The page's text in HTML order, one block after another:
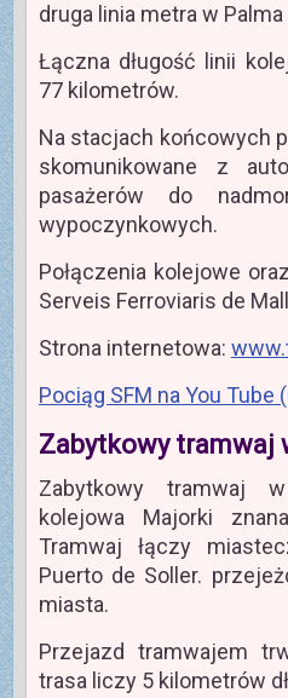
druga linia metra w
Łączna długość linii
77 kilometrów.
Na stacjach końcowych
skomunikowane z
pasażerów do
wypoczynkowych.
Połączenia kolejowe
Serveis Ferroviaris de
Strona internetowa:
Pociąg SFM na You Tube
Zabytkowy tramwaj
Zabytkowy tramwaj
kolejowa Majorki
Tramwaj łączy
Puerto de Soller.
miasta.
Przejazd tramwajem
trasa liczy 5 kilometrów